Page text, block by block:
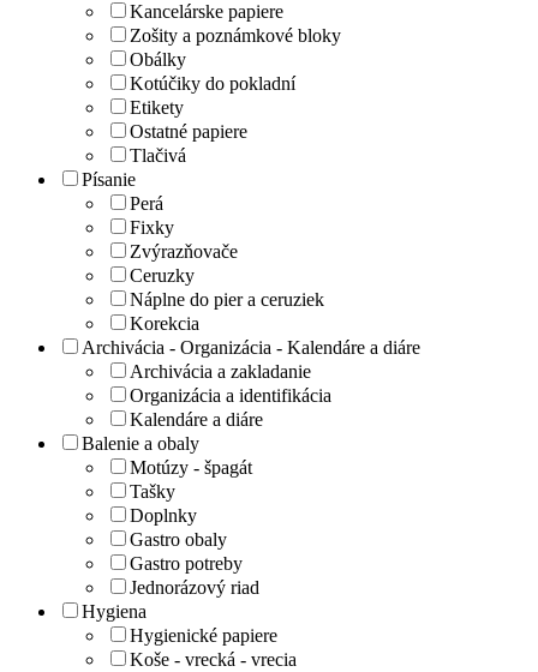
Kancelárske papiere
Zošity a poznámkové bloky
Obálky
Kotúčiky do pokladní
Etikety
Ostatné papiere
Tlačivá
Písanie
Perá
Fixky
Zvýrazňovače
Ceruzky
Náplne do pier a ceruziek
Korekcia
Archivácia - Organizácia - Kalendáre a diáre
Archivácia a zakladanie
Organizácia a identifikácia
Kalendáre a diáre
Balenie a obaly
Motúzy - špagát
Tašky
Doplnky
Gastro obaly
Gastro potreby
Jednorázový riad
Hygiena
Hygienické papiere
Koše - vrecká - vrecia